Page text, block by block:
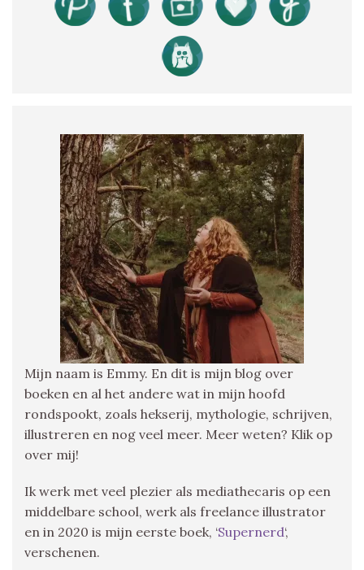
Mijn naam is Emmy. En dit is mijn blog over
boeken en al het andere wat in mijn hoofd
rondspookt, zoals hekserij, mythologie, schrijven,
illustreren en nog veel meer. Meer weten? Klik op
over mij!
Ik werk met veel plezier als mediathecaris op een
middelbare school, werk als freelance illustrator
en in 2020 is mijn eerste boek, ‘Supernerd‘,
verschenen.